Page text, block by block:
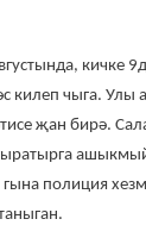
кичке
килеп чыга. Улы
җан бирә.
полиция